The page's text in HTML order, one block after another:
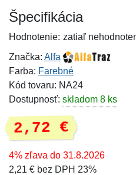
Špecifikácia
Hodnotenie: zatiaľ
Značka: Alfa
Farba: Farebné
Kód tovaru: NA24
Dostupnosť: skladom 8 ks
2,72 €
4% zľava do 31.8.2026
2,21 € bez DPH 23%